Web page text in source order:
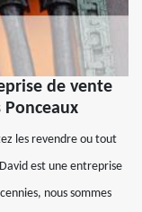
de vente
les revendre ou tout
est une entreprise
nous sommes